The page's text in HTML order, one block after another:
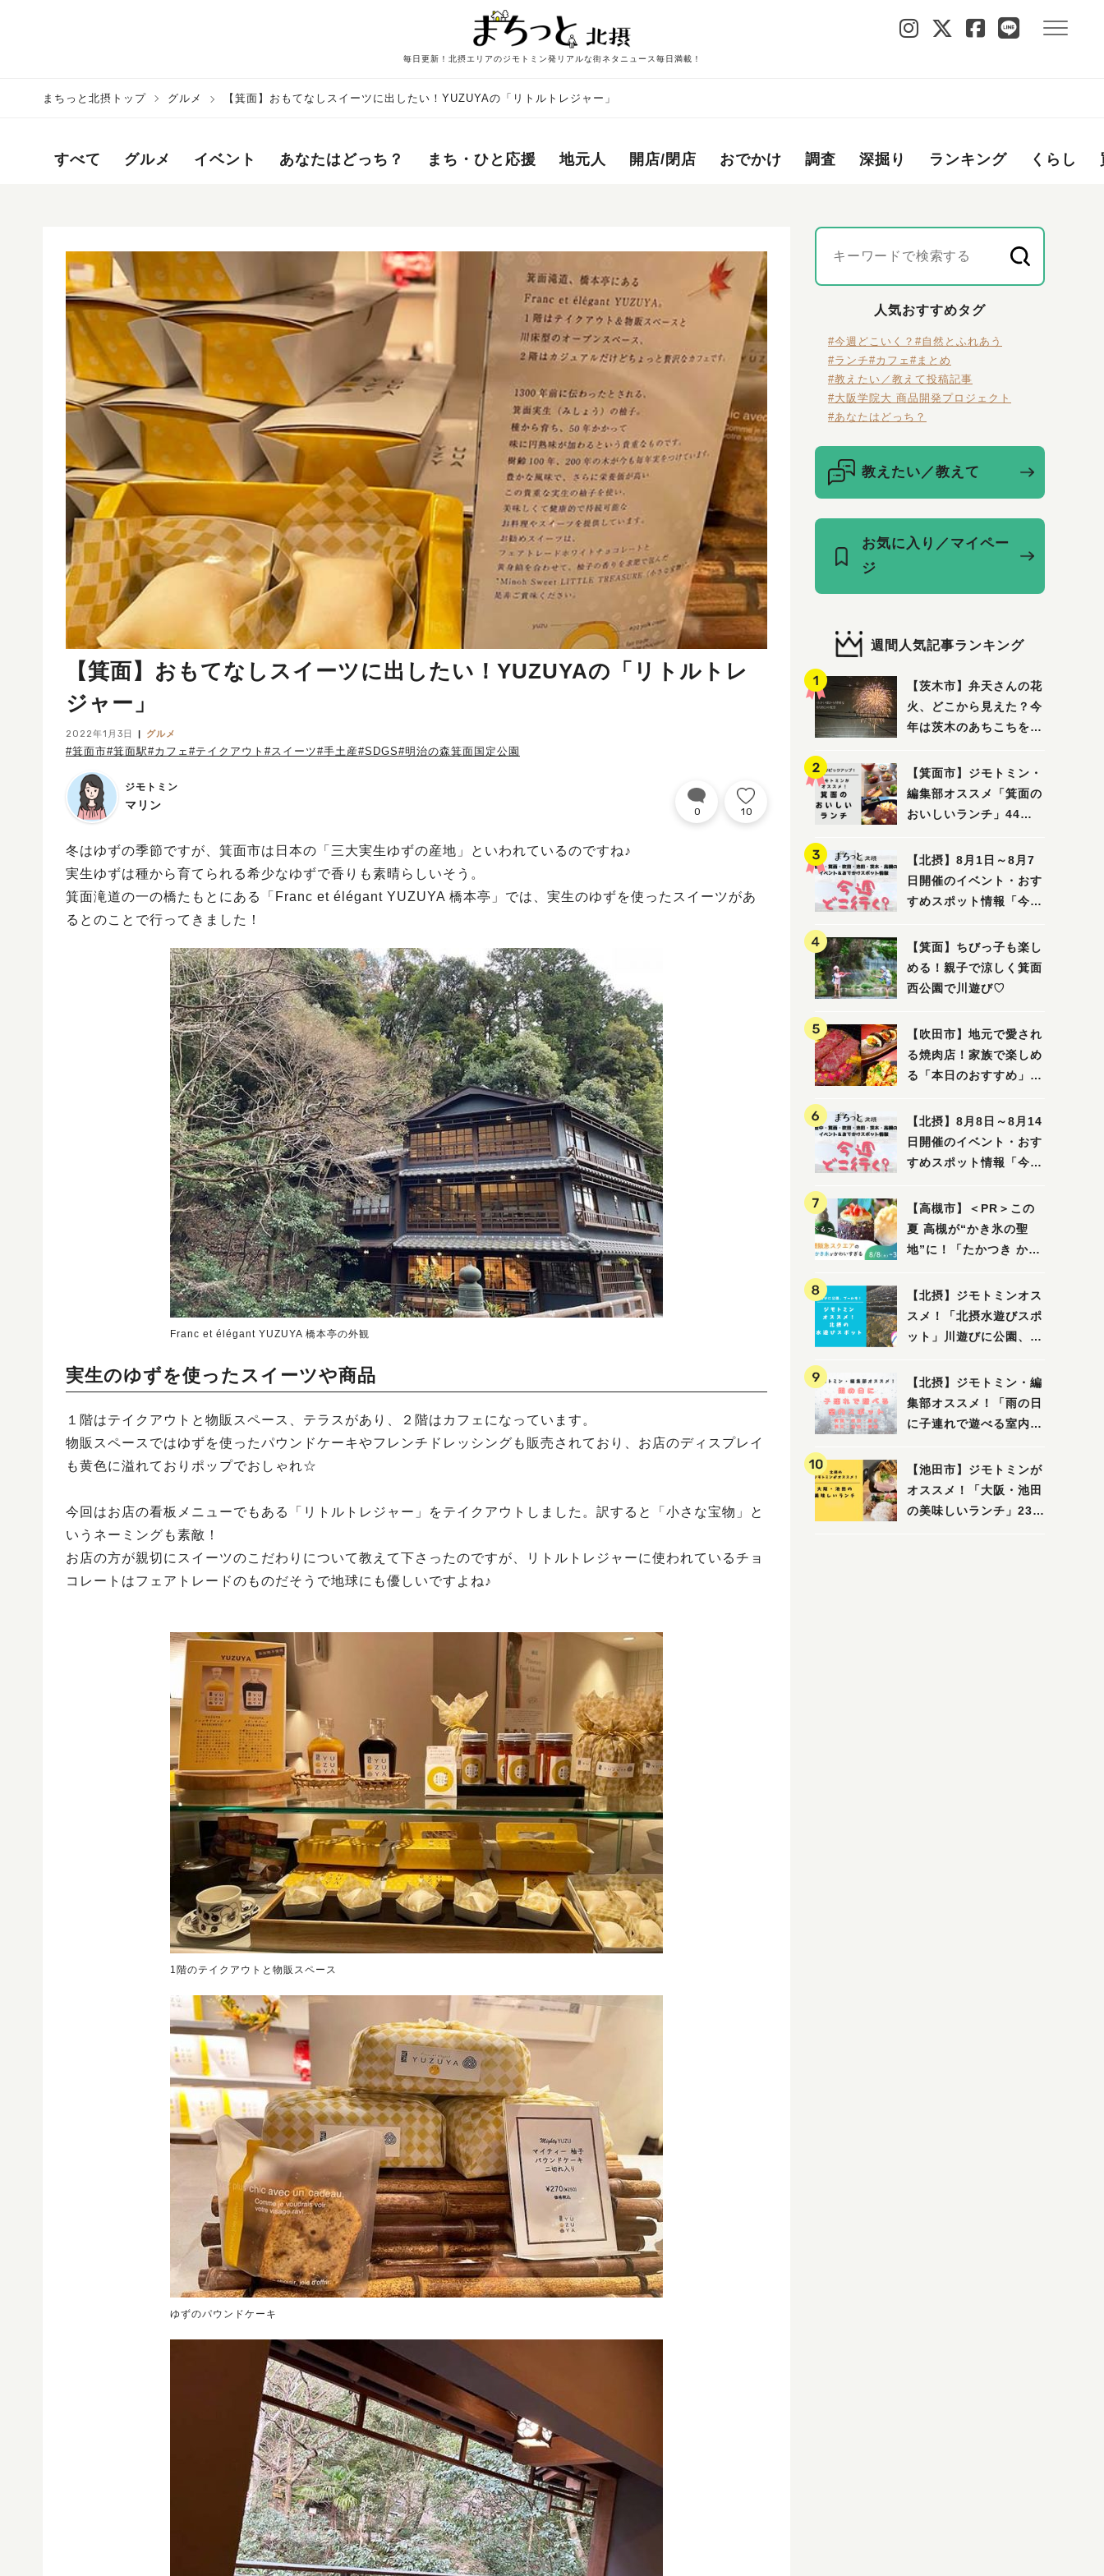
毎日更新！北摂エリアのジモトミン発リアルな街ネタニュース毎日満載！
まちっと北摂トップ グルメ 【箕面】おもてなしスイーツに出したい！YUZUYAの「リトルトレジャー」
すべて グルメ イベント あなたはどっち？ まち・ひと応援 地元人 開店/閉店 おでかけ 調査 深掘り ランキング くらし
【箕面】おもてなしスイーツに出したい！YUZUYAの「リトルトレ
ジャー」
2022年1月3日 グルメ
#箕面市#箕面駅#カフェ #テイクアウト #スイーツ#手土産#SDGS#明治の森箕面国定公園
ジモトミン
マリン 0 10
冬はゆずの季節ですが、箕面市は日本の「三大実生ゆずの産地」といわれているのですね♪
実生ゆずは種から育てられる希少なゆずで香りも素晴らしいそう。
箕面滝道の一の橋たもとにある「Franc et élégant YUZUYA 橋本亭」では、実生のゆずを使ったスイーツがあ
るとのことで行ってきました！
Franc et élégant YUZUYA 橋本亭の外観
実生のゆずを使ったスイーツや商品
１階はテイクアウトと物販スペース、テラスがあり、２階はカフェになっています。
物販スペースではゆずを使ったパウンドケーキやフレンチドレッシングも販売されており、お店のディスプレイ
も黄色に溢れておりポップでおしゃれ☆
今回はお店の看板メニューでもある「リトルトレジャー」をテイクアウトしました。訳すると「小さな宝物」と
いうネーミングも素敵！
お店の方が親切にスイーツのこだわりについて教えて下さったのですが、リトルトレジャーに使われているチョ
コレートはフェアトレードのものだそうで地球にも優しいですよね♪
1階のテイクアウトと物販スペース
ゆずのパウンドケーキ
人気おすすめタグ
#今週どこいく？ #自然とふれあう
#ランチ#カフェ #まとめ
#教えたい／教えて投稿記事
#大阪学院大 商品開発プロジェクト
#あなたはどっち？
教えたい／教えて
お気に入り／マイペー
ジ
週間人気記事ランキング
【茨木市】弁天さんの花
火、どこから見えた？今
年は茨木のあちこちを巡
【箕面市】ジモトミン・
編集部オススメ「箕面の
おいしいランチ」44
から穴場まで！〜
【北摂】8月1日～8月7
日開催のイベント・おす
すめスポット情報「今週
面・吹田・池田・茨木・
高槻）
【箕面】ちびっ子も楽し
める！親子で涼しく箕面
西公園で川遊び♡
【吹田市】地元で愛され
る焼肉店！家族で楽しめ
る「本日のおすすめ」で
【北摂】8月8日～8月14
日開催のイベント・おす
すめスポット情報「今週
面・吹田・池田・茨木・
高槻）
【高槻市】＜PR＞この
夏 高槻が“かき氷の聖
地”に！「たかつき かき
8日（土）～31日（月）
【北摂】ジモトミンオス
スメ！「北摂水遊びスポ
ット」川遊びに公園、プ
吹田・茨木・高槻）
【北摂】ジモトミン・編
集部オススメ！「雨の日
に子連れで遊べる室内ス
箕面・吹田・豊中・茨
木・池田）
【池田市】ジモトミンが
オススメ！「大阪・池田
の美味しいランチ」23